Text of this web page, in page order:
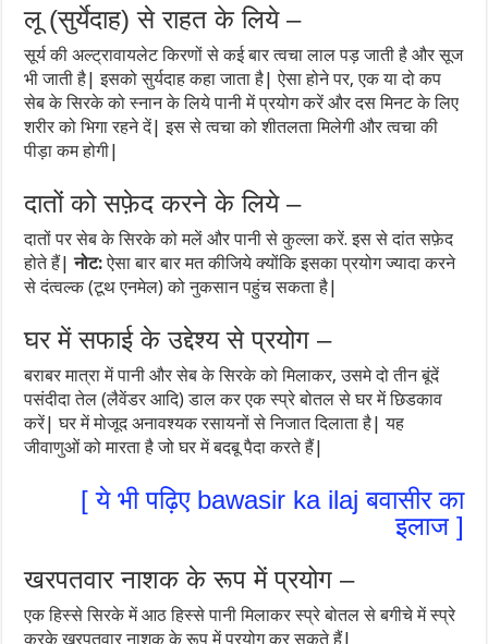
लू (सुर्येदाह) से राहत के लिये –
सूर्य की अल्ट्रावायलेट किरणों से कई बार त्वचा लाल पड़ जाती है और सूज
भी जाती है| इसको सुर्यदाह कहा जाता है| ऐसा होने पर, एक या दो कप
सेब के सिरके को स्नान के लिये पानी में प्रयोग करें और दस मिनट के लिए
शरीर को भिगा रहने दें| इस से त्वचा को शीतलता मिलेगी और त्वचा की
पीड़ा कम होगी|
दातों को सफ़ेद करने के लिये –
दातों पर सेब के सिरके को मलें और पानी से कुल्ला करें. इस से दांत सफ़ेद
होते हैं|नोट:ऐसा बार बार मत कीजिये क्योंकि इसका प्रयोग ज्यादा करने
से दंत्वल्क (टूथ एनमेल) को नुकसान पहुंच सकता है|
घर में सफाई के उद्देश्य से प्रयोग –
बराबर मात्रा में पानी और सेब के सिरके को मिलाकर, उसमे दो तीन बूंदें
पसंदीदा तेल (लैवेंडर आदि) डाल कर एक स्प्रे बोतल से घर में छिडकाव
करें| घर में मोजूद अनावश्यक रसायनों से निजात दिलाता है| यह
जीवाणुओं को मारता है जो घर में बदबू पैदा करते हैं|
[ ये भी पढ़िए bawasir ka ilaj बवासीर का
इलाज ]
खरपतवार नाशक के रूप में प्रयोग –
एक हिस्से सिरके में आठ हिस्से पानी मिलाकर स्प्रे बोतल से बगीचे में स्प्रे
करके खरपतवार नाशक के रूप में प्रयोग कर सकते हैं|